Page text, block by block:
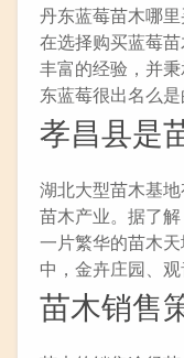
丹东蓝莓苗木哪
在选择购买蓝莓
丰富的经验，并
东蓝莓很出名么
孝昌县是
湖北大型苗木基
苗木产业。据了
一片繁华的苗木
中，金卉庄园、
苗木销售